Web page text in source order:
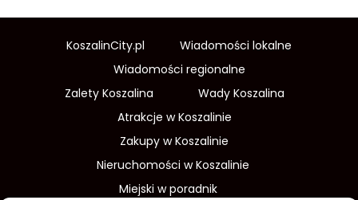
KoszalinCity.pl
Wiadomości lokalne
Wiadomości regionalne
Zalety Koszalina
Wady Koszalina
Atrakcje w Koszalinie
Zakupy w Koszalinie
Nieruchomości w Koszalinie
Miejski w poradnik